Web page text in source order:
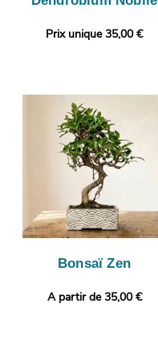
Prix unique 35,00 €
Bonsaï Zen
A partir de 35,00 €